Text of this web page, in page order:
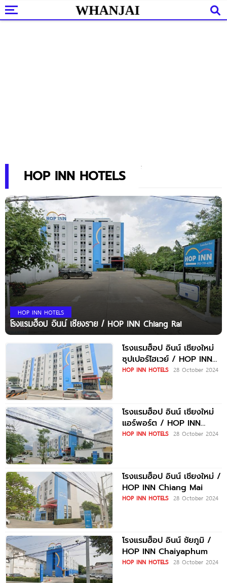
HOP INN HOTELS
HOP INN HOTELS
โรงแรมฮ็อป อินน์ เชียงราย / HOP INN Chiang Rai
โรงแรมฮ็อป อินน์ เชียงใหม่
ซุปเปอร์ไฮเวย์ / HOP INN
Chiang Mai
HOP INN HOTELS 28 October 2024
โรงแรมฮ็อป อินน์ เชียงใหม่
แอร์พอร์ต / HOP INN
Chiang Mai Airport
HOP INN HOTELS 28 October 2024
โรงแรมฮ็อป อินน์ เชียงใหม่ /
HOP INN Chiang Mai
HOP INN HOTELS 28 October 2024
โรงแรมฮ็อป อินน์ ชัยภูมิ /
HOP INN Chaiyaphum
HOP INN HOTELS 28 October 2024